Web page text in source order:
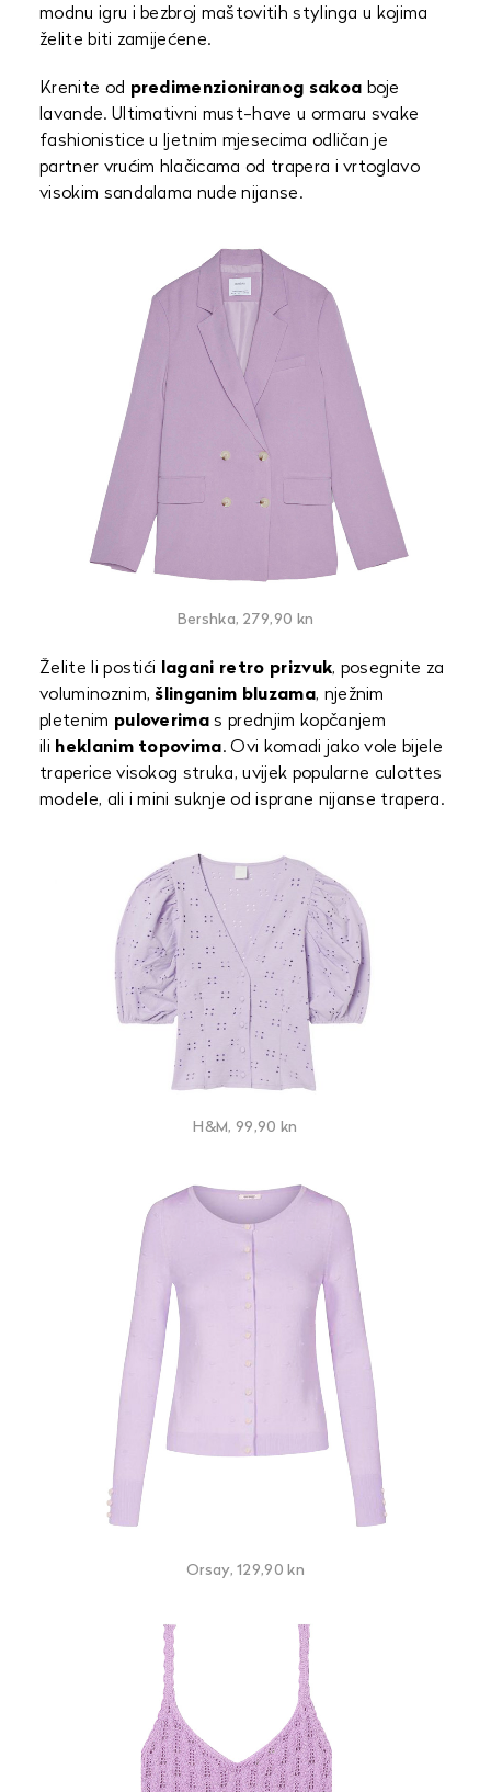
modnu igru i bezbroj maštovitih stylinga u kojima
želite biti zamijećene.
Krenite od predimenzioniranog sakoa boje
lavande. Ultimativni must-have u ormaru svake
fashionistice u ljetnim mjesecima odličan je
partner vrućim hlačicama od trapera i vrtoglavo
visokim sandalama nude nijanse.
Bershka, 279,90 kn
Želite li postići lagani retro prizvuk, posegnite za
voluminoznim, šlinganim bluzama, nježnim
pletenim puloverima s prednjim kopčanjem
ili heklanim topovima. Ovi komadi jako vole bijele
traperice visokog struka, uvijek popularne culottes
modele, ali i mini suknje od isprane nijanse trapera.
H&M, 99,90 kn
Orsay, 129,90 kn